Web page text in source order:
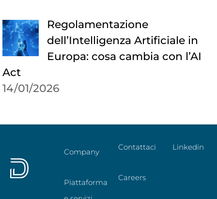
Regolamentazione
dell’Intelligenza Artificiale in
Europa: cosa cambia con l’AI
Act
14/01/2026
Company
Piattaforma
Contattaci
Careers
Linkedin